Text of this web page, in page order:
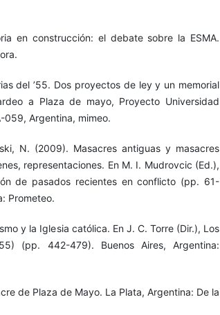
en construcción: el debate sobre la ESMA.
del ’55. Dos proyectos de ley y un memorial
a Plaza de mayo, Proyecto Universidad
059, Argentina, mimeo.
N. (2009). Masacres antiguas y masacres
representaciones. En M. I. Mudrovcic (Ed.),
de pasados recientes en conflicto (pp. 61-
Prometeo.
y la Iglesia católica. En J. C. Torre (Dir.), Los
(pp. 442-479). Buenos Aires, Argentina:
de Plaza de Mayo. La Plata, Argentina: De la